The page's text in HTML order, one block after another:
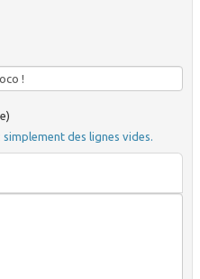
des lignes vides.